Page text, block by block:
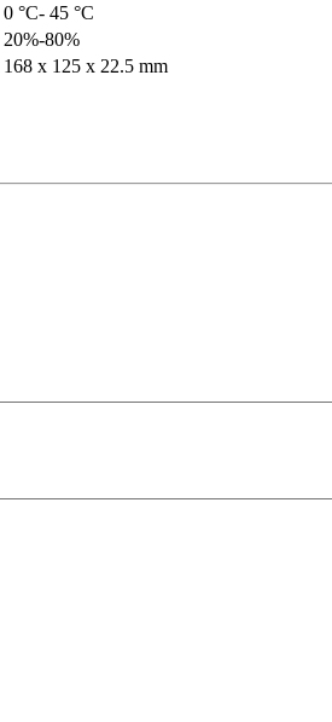
0 °C- 45 °C
20%-80%
168 x 125 x 22.5 mm